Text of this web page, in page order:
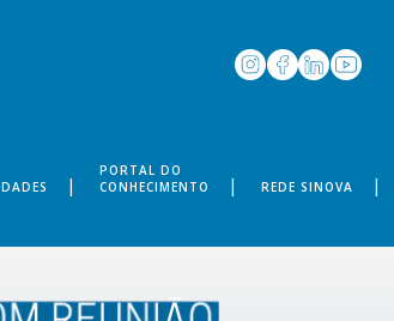
PORTAL DO
CONHECIMENTO
REDE SINOVA